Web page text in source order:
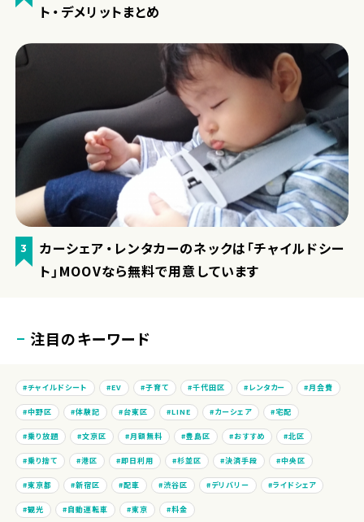
ト・デメリットまとめ
3
カーシェア・レンタカーのネックは「チャイルドシー
ト」MOOVなら無料で用意しています
注目のキーワード
チャイルドシート EV 子育て 千代田区 レンタカー 月会費
中野区 体験記 台東区 LINE カーシェア 宅配
乗り放題 文京区 月額無料 豊島区 おすすめ 北区
乗り捨て 港区 即日利用 杉並区 決済手段 中央区
東京都 新宿区 配車 渋谷区 デリバリー ライドシェア
観光 自動運転車 東京 料金